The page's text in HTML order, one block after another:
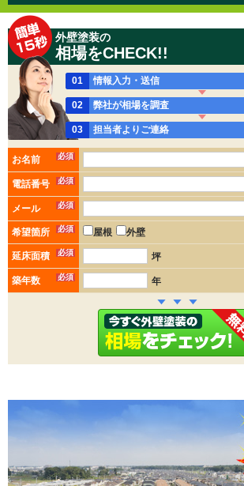
外壁塗装の
相場をCHECK!!
01 情報入力・送信
02 弊社が相場を調査
03 担当者よりご連絡
お名前 必須
電話番号 必須
メール 必須
希望箇所 必須 屋根 外壁
延床面積 必須 坪
築年数 必須 年